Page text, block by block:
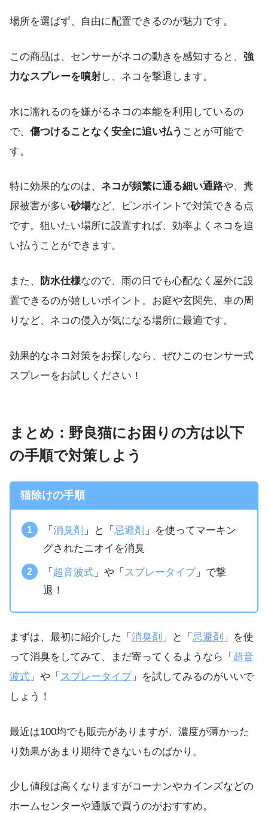
場所を選ばず、自由に配置できるのが魅力です。
この商品は、センサーがネコの動きを感知すると、 強
力なスプレーを噴射し、ネコを撃退します。
水に濡れるのを嫌がるネコの本能を利用しているの
で、 傷つけることなく安全に追い払う ことが可能で
す。
特に効果的なのは、 ネコが頻繁に通る細い通路や、糞
尿被害が多い砂場など、ピンポイントで対策できる点
です。狙いたい場所に設置すれば、効率よくネコを追
い払うことができます。
また、 防水仕様なので、雨の日でも心配なく屋外に設
置できるのが嬉しいポイント。お庭や玄関先、車の周
りなど、ネコの侵入が気になる場所に最適です。
効果的なネコ対策をお探しなら、ぜひこのセンサー式
スプレーをお試しください！
まとめ：野良猫にお困りの方は以下
の手順で対策しよう
猫除けの手順
「消臭剤 」と「忌避剤 」を使ってマーキン
グされたニオイを消臭
「 超音波式 」や「 スプレータイプ」で撃
退！
まずは、最初に紹介した「 消臭剤 」と「 忌避剤 」を使
って消臭をしてみて、まだ寄ってくるようなら「 超音
波式 」や「 スプレータイプ」を試してみるのがいいで
しょう！
最近は100均でも販売がありますが、濃度が薄かった
り効果があまり期待できないものばかり。
少し値段は高くなりますがコーナンやカインズなどの
ホームセンターや通販で買うのがおすすめ。